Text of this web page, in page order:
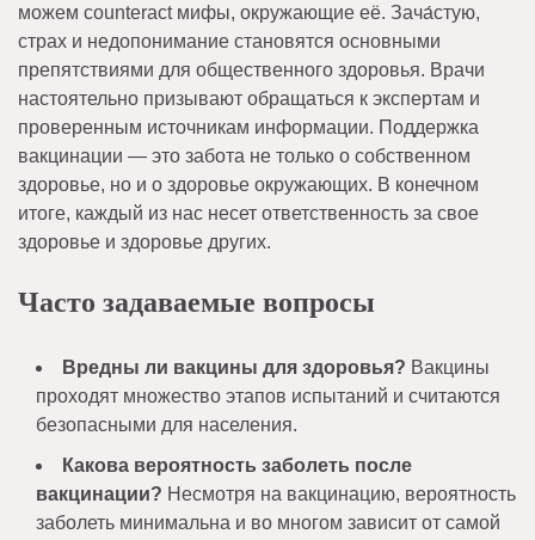
можем counteract мифы, окружающие её. Зача́стую,
страх и недопонимание становятся основными
препятствиями для общественного здоровья. Врачи
настоятельно призывают обращаться к экспертам и
проверенным источникам информации. Поддержка
вакцинации — это забота не только о собственном
здоровье, но и о здоровье окружающих. В конечном
итоге, каждый из нас несет ответственность за свое
здоровье и здоровье других.
Часто задаваемые вопросы
Вредны ли вакцины для здоровья? Вакцины
проходят множество этапов испытаний и считаются
безопасными для населения.
Какова вероятность заболеть после
вакцинации? Несмотря на вакцинацию, вероятность
заболеть минимальна и во многом зависит от самой